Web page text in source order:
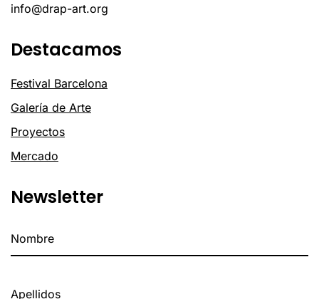
info@drap-art.org
Destacamos
Festival Barcelona
Galería de Arte
Proyectos
Mercado
Newsletter